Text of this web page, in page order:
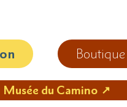
Boutique
Musée du Camino